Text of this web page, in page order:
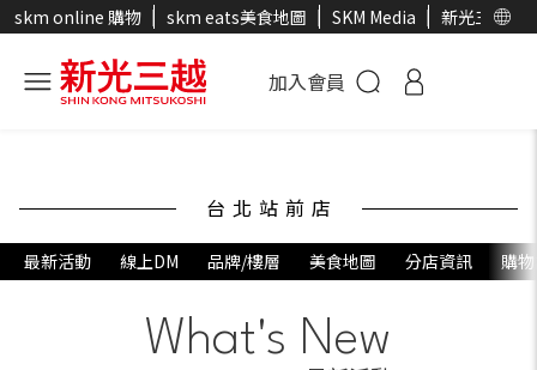
skm online 購物 skm eats美食地圖 SKM Media 新光三越官
加入會員
台北站前店
最新活動 線上DM 品牌/樓層 美食地圖 分店資訊 購
What's New